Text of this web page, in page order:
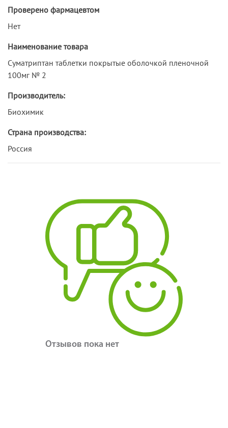
Проверено фармацевтом
Нет
Наименование товара
Суматриптан таблетки покрытые оболочкой пленочной
100мг № 2
Производитель:
Биохимик
Страна производства:
Россия
Отзывов пока нет